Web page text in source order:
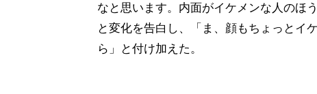
なと思います。内面がイケメンな人のほ
と変化を告白し、「ま、顔もちょっとイ
ら」と付け加えた。